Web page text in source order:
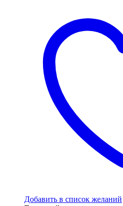
Добавить в список желаний